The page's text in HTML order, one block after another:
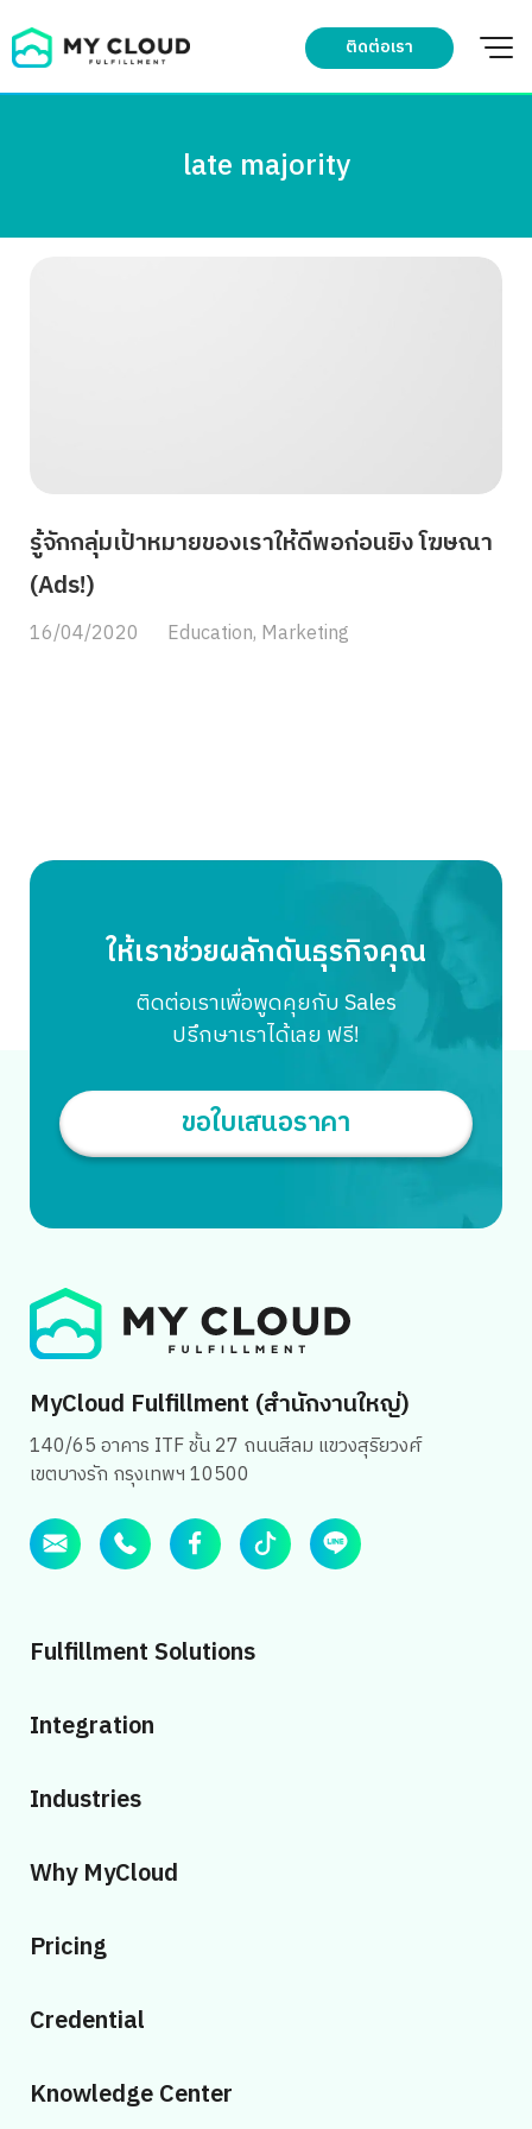
to
ติดต่อเรา
for:
late majority
รู้จักกลุ่มเป้าหมายของเราให้ดีพอก่อนยิง โฆษณา
(Ads!)
16/04/2020 Education, Marketing
ให้เราช่วยผลักดันธุรกิจคุณ
ติดต่อเราเพื่อพูดคุยกับ Sales
ปรึกษาเราได้เลย ฟรี!
ขอใบเสนอราคา
MyCloud Fulfillment (สำนักงานใหญ่)
140/65 อาคาร ITF ชั้น 27 ถนนสีลม แขวงสุริยวงศ์
เขตบางรัก กรุงเทพฯ 10500
Fulfillment Solutions
Integration
Industries
Why MyCloud
Pricing
Credential
Knowledge Center